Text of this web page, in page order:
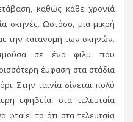
καθώς κάθε χρονιά
σκηνές. Ωστόσο, μια μικρή
την κατανομή των σκηνών.
σε ένα φιλμ που
έμφαση στα στάδια
Στην ταινία δίνεται πολύ
εφηβεία, στα τελευταία
το ότι στα τελευταία